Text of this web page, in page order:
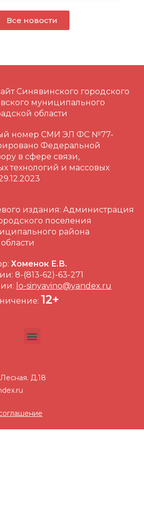
Все новости
Синявинского городского
муниципального
области
номер СМИ ЭЛ ФС №77-
Федеральной
в сфере связи,
технологий и массовых
издания: Администрация
поселения
района
Хоменок Е.В.
8-(813-62)-63-271
lo-sinyavino@yandex.ru
12+
Д.18